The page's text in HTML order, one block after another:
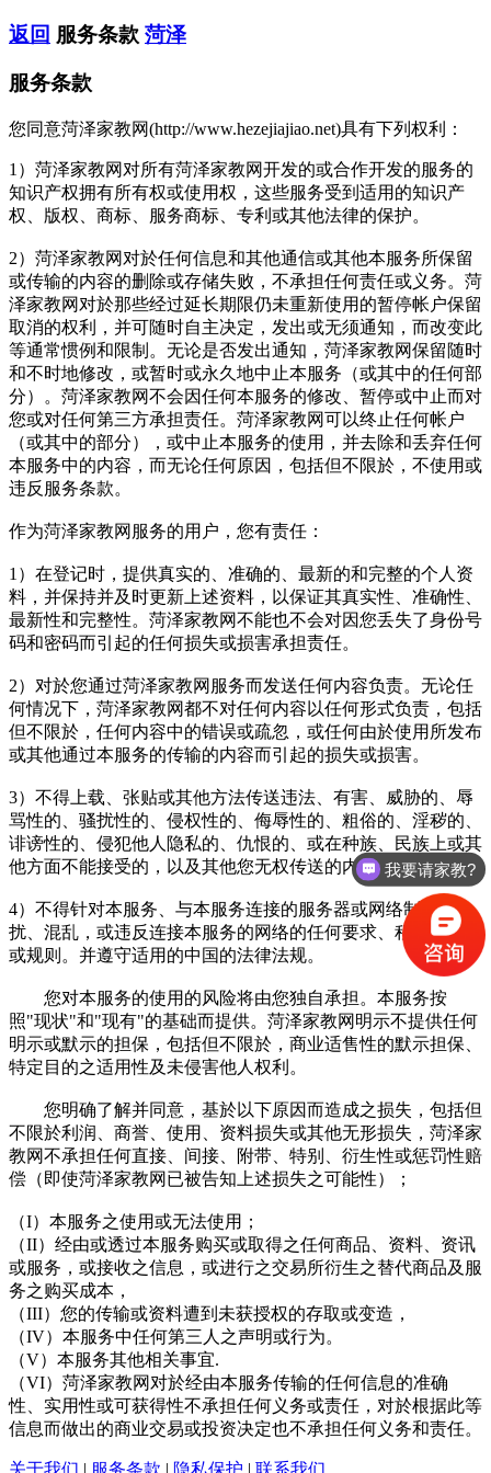
返回 服务条款 菏泽
服务条款
您同意菏泽家教网(http://www.hezejiajiao.net)具有下列权利：
1）菏泽家教网对所有菏泽家教网开发的或合作开发的服务的
知识产权拥有所有权或使用权，这些服务受到适用的知识产
权、版权、商标、服务商标、专利或其他法律的保护。
2）菏泽家教网对於任何信息和其他通信或其他本服务所保留
或传输的内容的删除或存储失败，不承担任何责任或义务。菏
泽家教网对於那些经过延长期限仍未重新使用的暂停帐户保留
取消的权利，并可随时自主决定，发出或无须通知，而改变此
等通常惯例和限制。无论是否发出通知，菏泽家教网保留随时
和不时地修改，或暂时或永久地中止本服务（或其中的任何部
分）。菏泽家教网不会因任何本服务的修改、暂停或中止而对
您或对任何第三方承担责任。菏泽家教网可以终止任何帐户
（或其中的部分），或中止本服务的使用，并去除和丢弃任何
本服务中的内容，而无论任何原因，包括但不限於，不使用或
违反服务条款。
作为菏泽家教网服务的用户，您有责任：
1）在登记时，提供真实的、准确的、最新的和完整的个人资
料，并保持并及时更新上述资料，以保证其真实性、准确性、
最新性和完整性。菏泽家教网不能也不会对因您丢失了身份号
码和密码而引起的任何损失或损害承担责任。
2）对於您通过菏泽家教网服务而发送任何内容负责。无论任
何情况下，菏泽家教网都不对任何内容以任何形式负责，包括
但不限於，任何内容中的错误或疏忽，或任何由於使用所发布
或其他通过本服务的传输的内容而引起的损失或损害。
3）不得上载、张贴或其他方法传送违法、有害、威胁的、辱
骂性的、骚扰性的、侵权性的、侮辱性的、粗俗的、淫秽的、
诽谤性的、侵犯他人隐私的、仇恨的、或在种族、民族上或其
他方面不能接受的，以及其他您无权传送的内容。
4）不得针对本服务、与本服务连接的服务器或网络制造干
扰、混乱，或违反连接本服务的网络的任何要求、程序、政策
或规则。并遵守适用的中国的法律法规。
您对本服务的使用的风险将由您独自承担。本服务按
照"现状"和"现有"的基础而提供。菏泽家教网明示不提供任何
明示或默示的担保，包括但不限於，商业适售性的默示担保、
特定目的之适用性及未侵害他人权利。
您明确了解并同意，基於以下原因而造成之损失，包括但
不限於利润、商誉、使用、资料损失或其他无形损失，菏泽家
教网不承担任何直接、间接、附带、特别、衍生性或惩罚性赔
偿（即使菏泽家教网已被告知上述损失之可能性）；
（I）本服务之使用或无法使用；
（II）经由或透过本服务购买或取得之任何商品、资料、资讯
或服务，或接收之信息，或进行之交易所衍生之替代商品及服
务之购买成本，
（III）您的传输或资料遭到未获授权的存取或变造，
（IV）本服务中任何第三人之声明或行为。
（V）本服务其他相关事宜.
（VI）菏泽家教网对於经由本服务传输的任何信息的准确
性、实用性或可获得性不承担任何义务或责任，对於根据此等
信息而做出的商业交易或投资决定也不承担任何义务和责任。
我要请家教?